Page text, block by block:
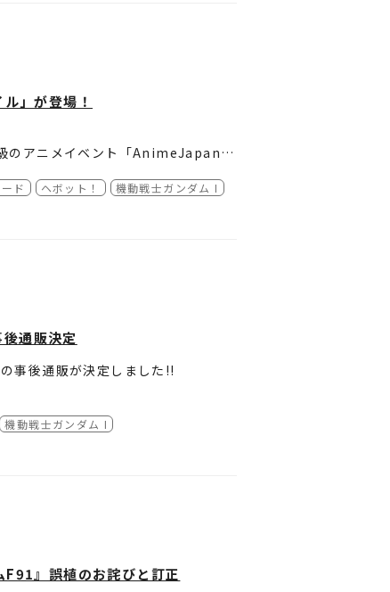
」が登場！
のアニメイベント「AnimeJapan 2
しなくご利用ください！
ド ヘボット！
機動戦士ガンダム I
通販決定
事後通販が決定しました!!
機動戦士ガンダム I
』誤植のお詫びと訂正